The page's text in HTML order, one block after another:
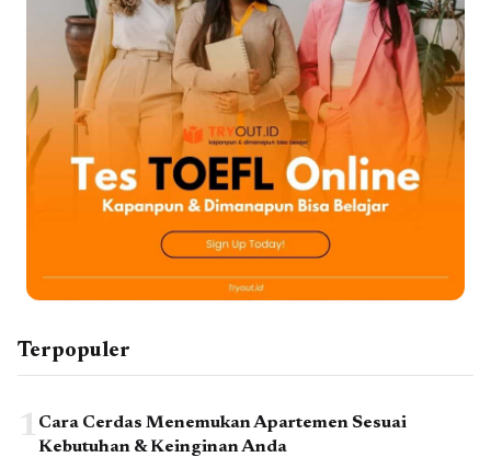
Terpopuler
1 Cara Cerdas Menemukan Apartemen Sesuai
Kebutuhan & Keinginan Anda